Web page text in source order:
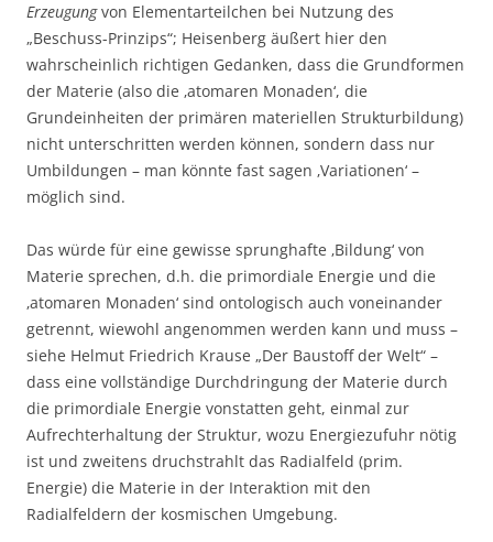
Erzeugungvon Elementarteilchen bei Nutzung des
„Beschuss-Prinzips“; Heisenberg äußert hier den
wahrscheinlich richtigen Gedanken, dass die Grundformen
der Materie (also die ‚atomaren Monaden‘, die
Grundeinheiten der primären materiellen Strukturbildung)
nicht unterschritten werden können, sondern dass nur
Umbildungen – man könnte fast sagen ‚Variationen‘ –
möglich sind.
Das würde für eine gewisse sprunghafte ‚Bildung‘ von
Materie sprechen, d.h. die primordiale Energie und die
‚atomaren Monaden‘ sind ontologisch auch voneinander
getrennt, wiewohl angenommen werden kann und muss –
siehe Helmut Friedrich Krause „Der Baustoff der Welt“ –
dass eine vollständige Durchdringung der Materie durch
die primordiale Energie vonstatten geht, einmal zur
Aufrechterhaltung der Struktur, wozu Energiezufuhr nötig
ist und zweitens druchstrahlt das Radialfeld (prim.
Energie) die Materie in der Interaktion mit den
Radialfeldern der kosmischen Umgebung.